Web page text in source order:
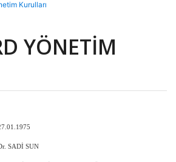
Kurulları
YÖNETİM
SADİ SUN